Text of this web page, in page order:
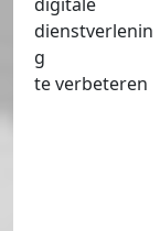
digitale
dienstverlenin
g
te verbeteren